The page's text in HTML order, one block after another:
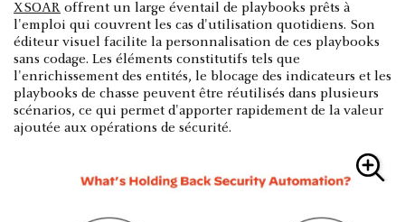
XSOAR offrent un large éventail de playbooks prêts à
l'emploi qui couvrent les cas d'utilisation quotidiens. Son
éditeur visuel facilite la personnalisation de ces playbooks
sans codage. Les éléments constitutifs tels que
l'enrichissement des entités, le blocage des indicateurs et les
playbooks de chasse peuvent être réutilisés dans plusieurs
scénarios, ce qui permet d'apporter rapidement de la valeur
ajoutée aux opérations de sécurité.